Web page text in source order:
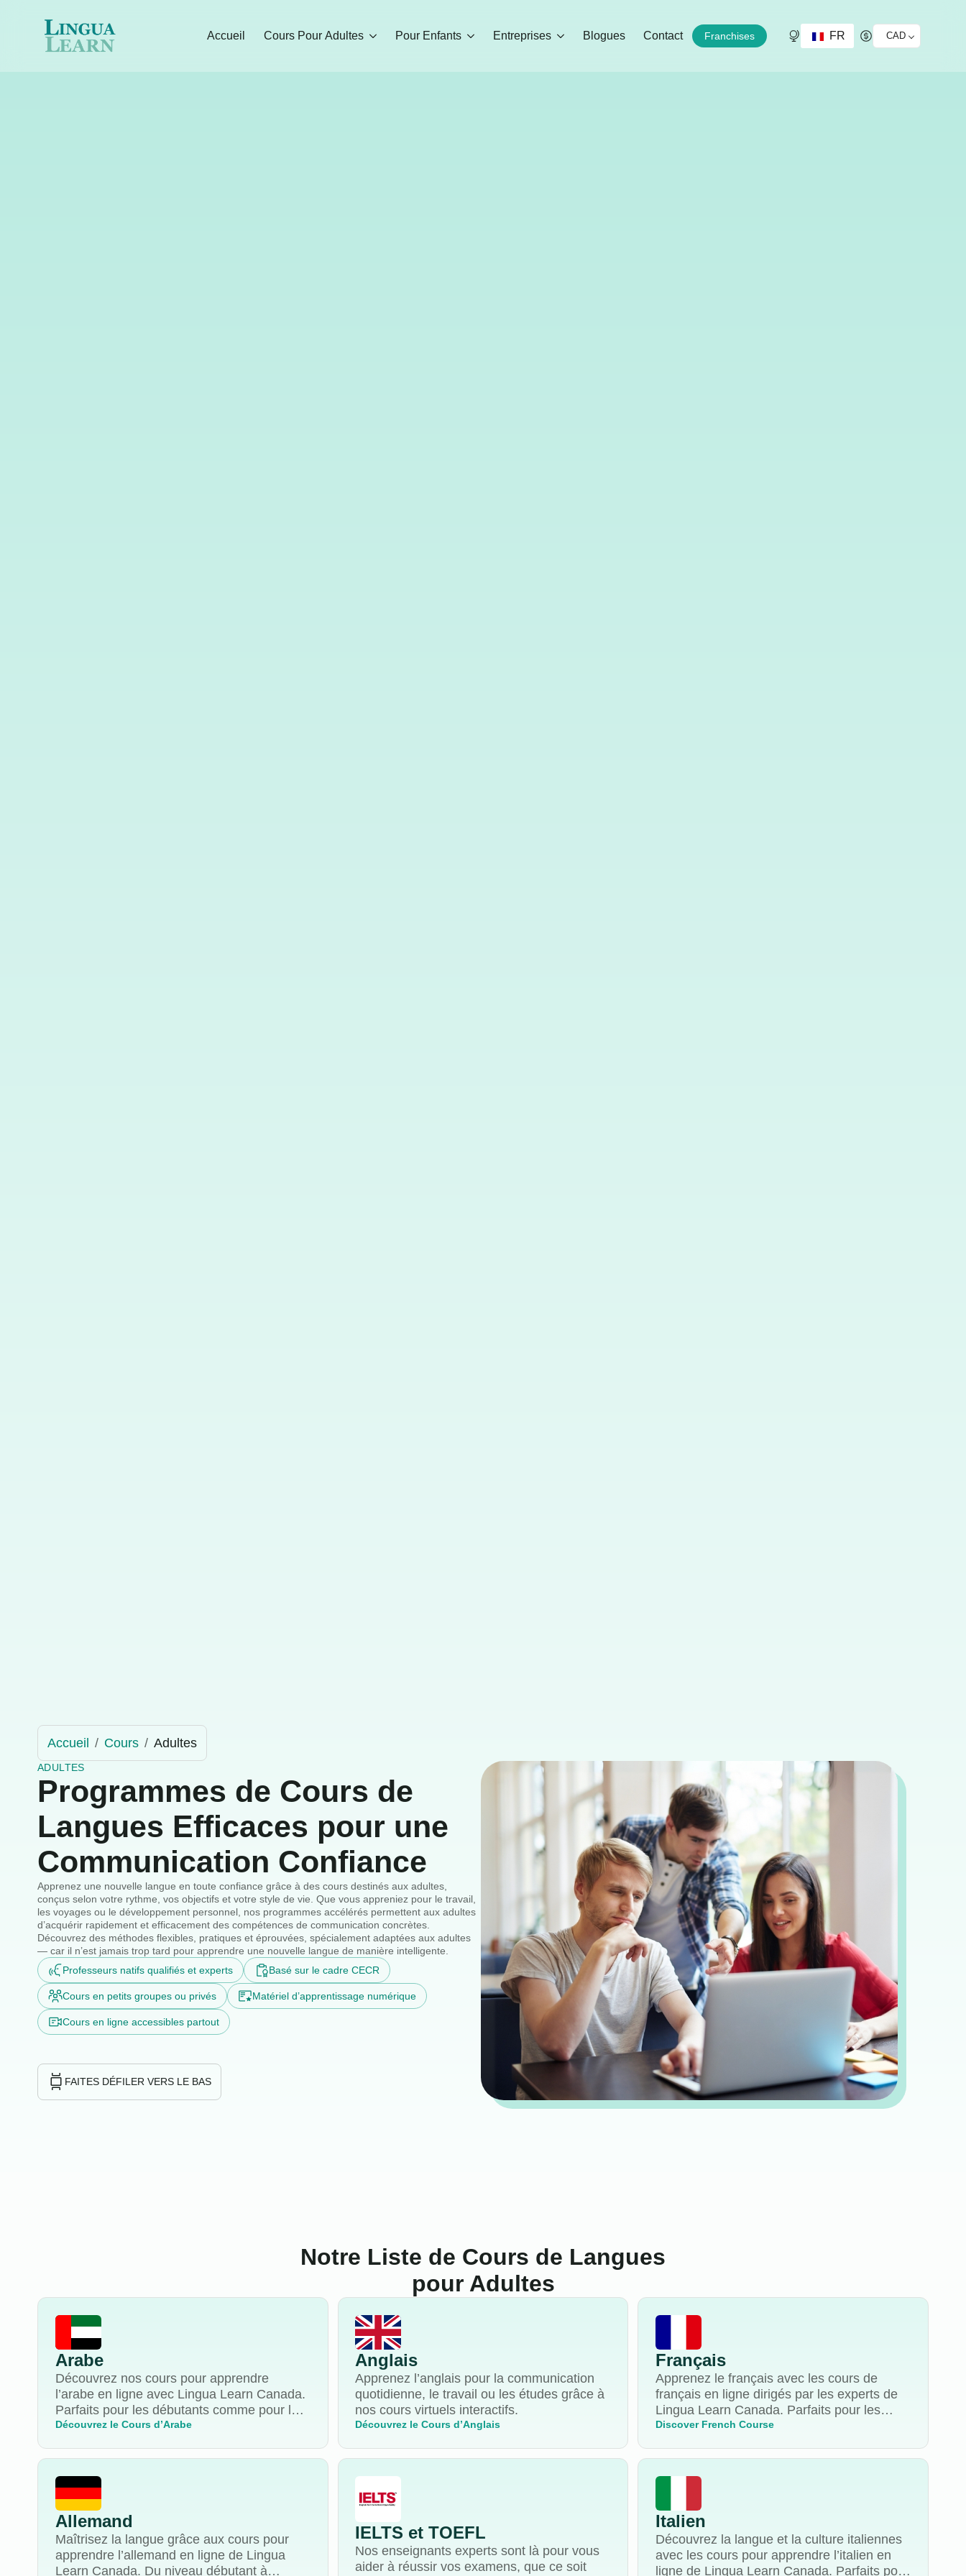
Accueil Cours Pour Adultes Pour Enfants Entreprises Blogues Contact Franchises FR CAD
Accueil Cours Adultes
ADULTES
Programmes de Cours de
Langues Efficaces pour une
Communication Confiance
Apprenez une nouvelle langue en toute confiance grâce à des cours destinés aux adultes,
conçus selon votre rythme, vos objectifs et votre style de vie. Que vous appreniez pour le travail,
les voyages ou le développement personnel, nos programmes accélérés permettent aux adultes
d’acquérir rapidement et efficacement des compétences de communication concrètes.
Découvrez des méthodes flexibles, pratiques et éprouvées, spécialement adaptées aux adultes
— car il n’est jamais trop tard pour apprendre une nouvelle langue de manière intelligente.
Professeurs natifs qualifiés et experts
Basé sur le cadre CECR
Cours en petits groupes ou privés Matériel d’apprentissage numérique
Cours en ligne accessibles partout
FAITES DÉFILER VERS LE BAS
Notre Liste de Cours de Langues
pour Adultes
Arabe
Découvrez nos cours pour apprendre
l’arabe en ligne avec Lingua Learn Canada.
Parfaits pour les débutants comme pour les
apprenants avancés, nos enseignants natifs
couramment. Commencez dès aujourd’hui !
Découvrez le Cours d’Arabe
Anglais
Apprenez l’anglais pour la communication
quotidienne, le travail ou les études grâce à
nos cours virtuels interactifs.
Découvrez le Cours d’Anglais
Français
Apprenez le français avec les cours de
français en ligne dirigés par les experts de
Lingua Learn Canada. Parfaits pour les
débutants comme pour les apprenants
à parler, lire et écrire couramment.
Commencez dès aujourd’hui !
Discover French Course
Allemand
Maîtrisez la langue grâce aux cours pour
apprendre l’allemand en ligne de Lingua
Learn Canada. Du niveau débutant à
IELTS et TOEFL
Nos enseignants experts sont là pour vous
aider à réussir vos examens, que ce soit
Italien
Découvrez la langue et la culture italiennes
avec les cours pour apprendre l’italien en
ligne de Lingua Learn Canada. Parfaits pour